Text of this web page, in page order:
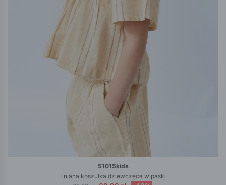
51015kids
Lniana koszulka dziewczęca w paski